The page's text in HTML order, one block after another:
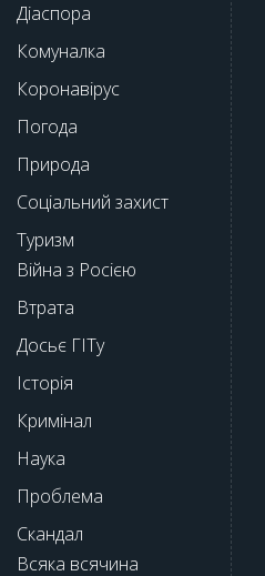
Діаспора
Комуналка
Коронавірус
Погода
Природа
Соціальний захист
Туризм
Війна з Росією
Втрата
Досьє ГІТу
Історія
Кримінал
Наука
Проблема
Скандал
Всяка всячина